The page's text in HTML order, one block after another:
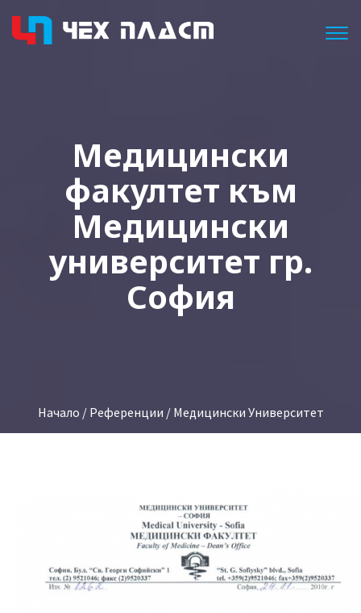
Медицински
факултет към
Медицински
университет гр.
София
Начало / Референции / Медицински Университет